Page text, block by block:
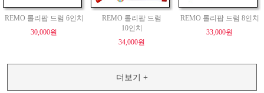
REMO 롤리팝 드럼 6인치
30,000원
REMO 롤리팝 드럼
10인치
34,000원
REMO 롤리팝 드럼 8인치
33,000원
더보기 +